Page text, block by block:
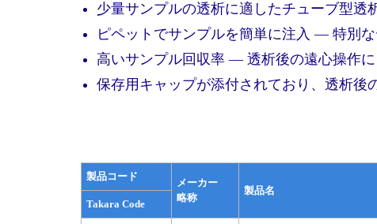
少量サンプルの透析に適したチューブ型透
ピペットでサンプルを簡単に注入 ― 特別
高いサンプル回収率 ― 透析後の遠心操作
保存用キャップが添付されており、透析後
製品コード
メーカー
略称
製品名
Takara Code